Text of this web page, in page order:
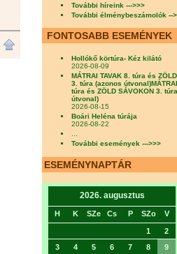
További híreink --->>>
További élménybeszámolók --
FONTOSABB ESEMÉNYEK
Hollókő körtúra- Kéz kilátó
2026-08-09
MÁTRAI TAVAK 8. túra és
3. túra (azonos útvonal)MÁTRAI
túra és ZÖLD SÁVOKON 3.
útvonal)
2026-08-15
Boári Heléna túrája
2026-08-22
...
További események --->>>
ESEMÉNYNAPTÁR
2026. augusztus
H K SZe Cs P SZo V
1
2
3
4 5 6 7 8
9